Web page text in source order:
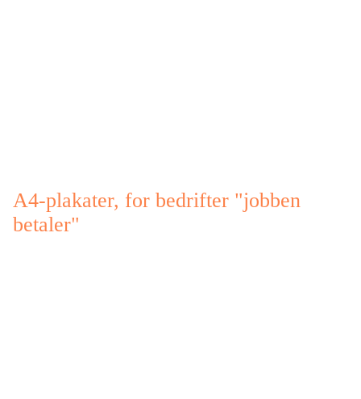
A4-plakater, for bedrifter "jobben
betaler"